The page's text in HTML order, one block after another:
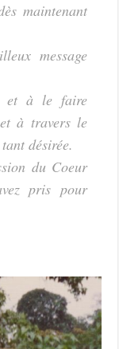
maintenant
message
et à le faire
à travers le
désirée.
du Coeur
pris pour